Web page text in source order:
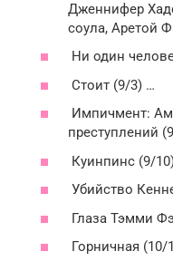
Дженнифер
соула, Аретой
Ни один
Стоит (9/3) …
Импичмент:
преступлений
Куинпинс (9/
Убийство
Глаза Тэмми
Горничная (10/